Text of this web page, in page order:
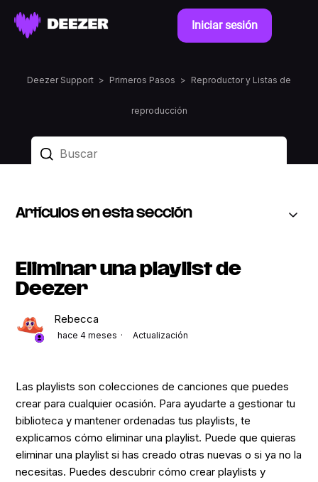
Iniciar sesión
Deezer Support Primeros Pasos Reproductor y Listas de
reproducción
Artículos en esta sección
Eliminar una playlist de
Deezer
Rebecca
hace 4 meses Actualización
Las playlists son colecciones de canciones que puedes
crear para cualquier ocasión. Para ayudarte a gestionar tu
biblioteca y mantener ordenadas tus playlists, te
explicamos cómo eliminar una playlist. Puede que quieras
eliminar una playlist si has creado otras nuevas o si ya no la
necesitas. Puedes descubrir cómo crear playlists y